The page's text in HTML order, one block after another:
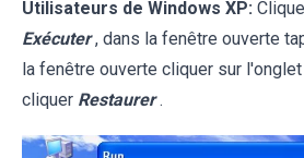
Utilisateurs de Windows XP:
Exécuter , dans la fenêtre ouverte
la fenêtre ouverte cliquer sur l'onglet
cliquer Restaurer .